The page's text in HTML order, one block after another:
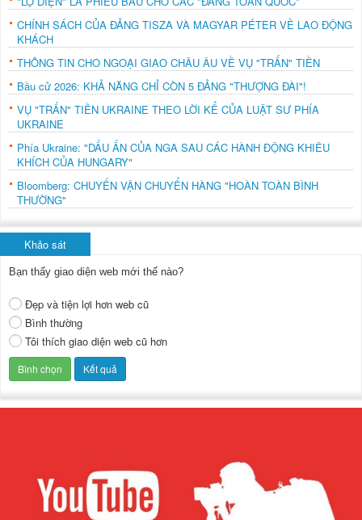
CHÍNH SÁCH CỦA ĐẢNG TISZA VÀ MAGYAR PÉTER VỀ LAO ĐỘNG
KHÁCH
THÔNG TIN CHO NGOẠI GIAO CHÂU ÂU VỀ VỤ "TRẤN" TIỀN
Bầu cử 2026: KHẢ NĂNG CHỈ CÒN 5 ĐẢNG "THƯỢNG ĐÀI"!
VỤ "TRẤN" TIỀN UKRAINE THEO LỜI KỂ CỦA LUẬT SƯ PHÍA
UKRAINE
Phía Ukraine: "DẤU ẤN CỦA NGA SAU CÁC HÀNH ĐỘNG KHIÊU
KHÍCH CỦA HUNGARY"
Bloomberg: CHUYẾN VẬN CHUYỂN HÀNG "HOÀN TOÀN BÌNH
THƯỜNG"
Khảo sát
Bạn thấy giao diện web mới thế nào?
Đẹp và tiện lợi hơn web cũ
Bình thường
Tôi thích giao diện web cũ hơn